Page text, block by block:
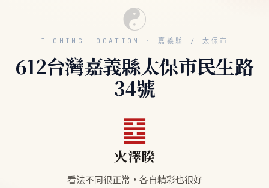
☯
I-CHING LOCATION · 嘉義縣 / 太保市
612台灣嘉義縣太保市民生路
34號
䷥
火澤睽
看法不同很正常，各自精彩也很好